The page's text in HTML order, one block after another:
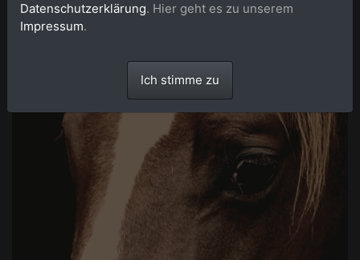
Datenschutzerklärung. Hier geht es zu unserem
Impressum.
Ich stimme zu